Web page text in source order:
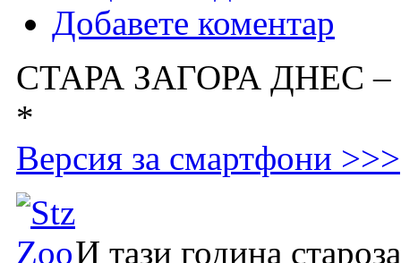
Добавете коментар
СТАРА ЗАГОРА ДНЕС –
*
Версия за смартфони >>>
И тази година